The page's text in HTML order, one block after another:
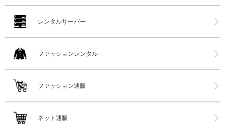
レンタルサーバー
ファッションレンタル
ファッション通販
ネット通販